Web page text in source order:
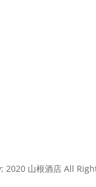
2020 山根酒店 All